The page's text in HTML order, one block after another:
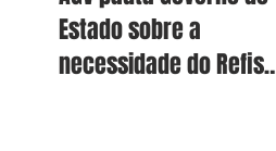
Estado sobre a
necessidade do Refis